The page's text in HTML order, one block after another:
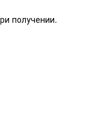
получении.